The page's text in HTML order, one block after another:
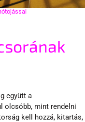
együtt a
olcsóbb, mint rendelni
kell hozzá, kitartás,